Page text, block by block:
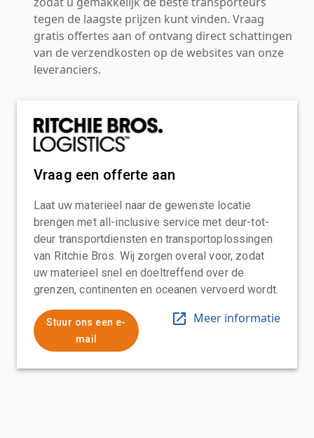
tegen de laagste prijzen kunt vinden. Vraag
gratis offertes aan of ontvang direct schattingen
van de verzendkosten op de websites van onze
leveranciers.
Vraag een offerte aan
Laat uw materieel naar de gewenste locatie
brengen met all-inclusive service met deur-tot-
deur transportdiensten en transportoplossingen
van Ritchie Bros. Wij zorgen overal voor, zodat
uw materieel snel en doeltreffend over de
grenzen, continenten en oceanen vervoerd wordt.
Stuur ons een e-
mail
Meer informatie